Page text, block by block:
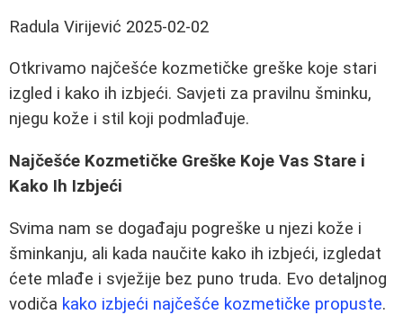
Radula Virijević 2025-02-02
Otkrivamo najčešće kozmetičke greške koje stari
izgled i kako ih izbjeći. Savjeti za pravilnu šminku,
njegu kože i stil koji podmlađuje.
Najčešće Kozmetičke Greške Koje Vas Stare i
Kako Ih Izbjeći
Svima nam se događaju pogreške u njezi kože i
šminkanju, ali kada naučite kako ih izbjeći, izgledat
ćete mlađe i svježije bez puno truda. Evo detaljnog
vodiča kako izbjeći najčešće kozmetičke propuste.